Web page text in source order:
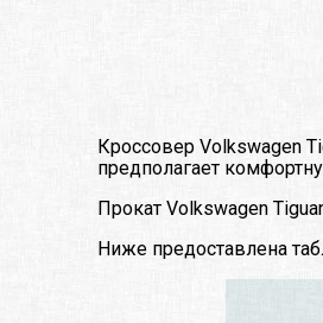
Кроссовер Volkswagen
предполагает
Прокат Volkswagen
Ниже предоставлена